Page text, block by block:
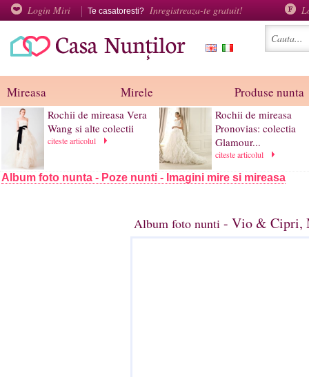
Login Miri Te casatoresti? Inregistreaza-te gratuit!
Mireasa Mirele Produse nunta
Rochii de mireasa Vera
Wang si alte colectii
citeste articolul
Rochii de mireasa
Pronovias: colectia
Glamour...
citeste articolul
Album foto nunta - Poze nunti - Imagini mire si mireasa
Album foto nunti - Vio & Cipri,